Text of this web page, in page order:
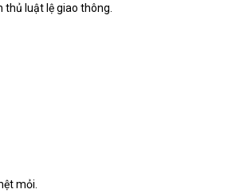
luật lệ giao thông.
mỏi.